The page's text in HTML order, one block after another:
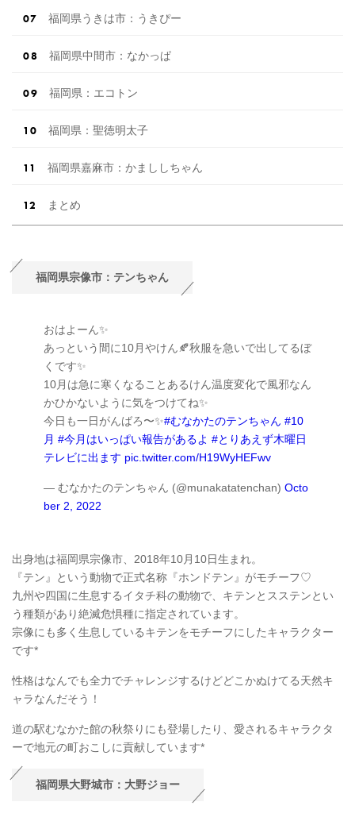
福岡県うきは市：うきぴー
福岡県中間市：なかっぱ
福岡県：エコトン
福岡県：聖徳明太子
福岡県嘉麻市：かまししちゃん
まとめ
福岡県宗像市：テンちゃん
おはよーん✨
あっという間に10月やけん🍂秋服を急いで出してるぼ
くです✨
10月は急に寒くなることあるけん温度変化で風邪なん
かひかないように気をつけてね✨
今日も一日がんばろ〜✨#むなかたのテンちゃん #10
月 #今月はいっぱい報告があるよ #とりあえず木曜日
テレビに出ます pic.twitter.com/H19WyHEFwv
— むなかたのテンちゃん (@munakatatenchan) Octo
ber 2, 2022
出身地は福岡県宗像市、2018年10月10日生まれ。
『テン』という動物で正式名称『ホンドテン』がモチーフ♡
九州や四国に生息するイタチ科の動物で、キテンとスステンとい
う種類があり絶滅危惧種に指定されています。
宗像にも多く生息しているキテンをモチーフにしたキャラクター
です*
性格はなんでも全力でチャレンジするけどどこかぬけてる天然キ
ャラなんだそう！
道の駅むなかた館の秋祭りにも登場したり、愛されるキャラクタ
ーで地元の町おこしに貢献しています*
福岡県大野城市：大野ジョー